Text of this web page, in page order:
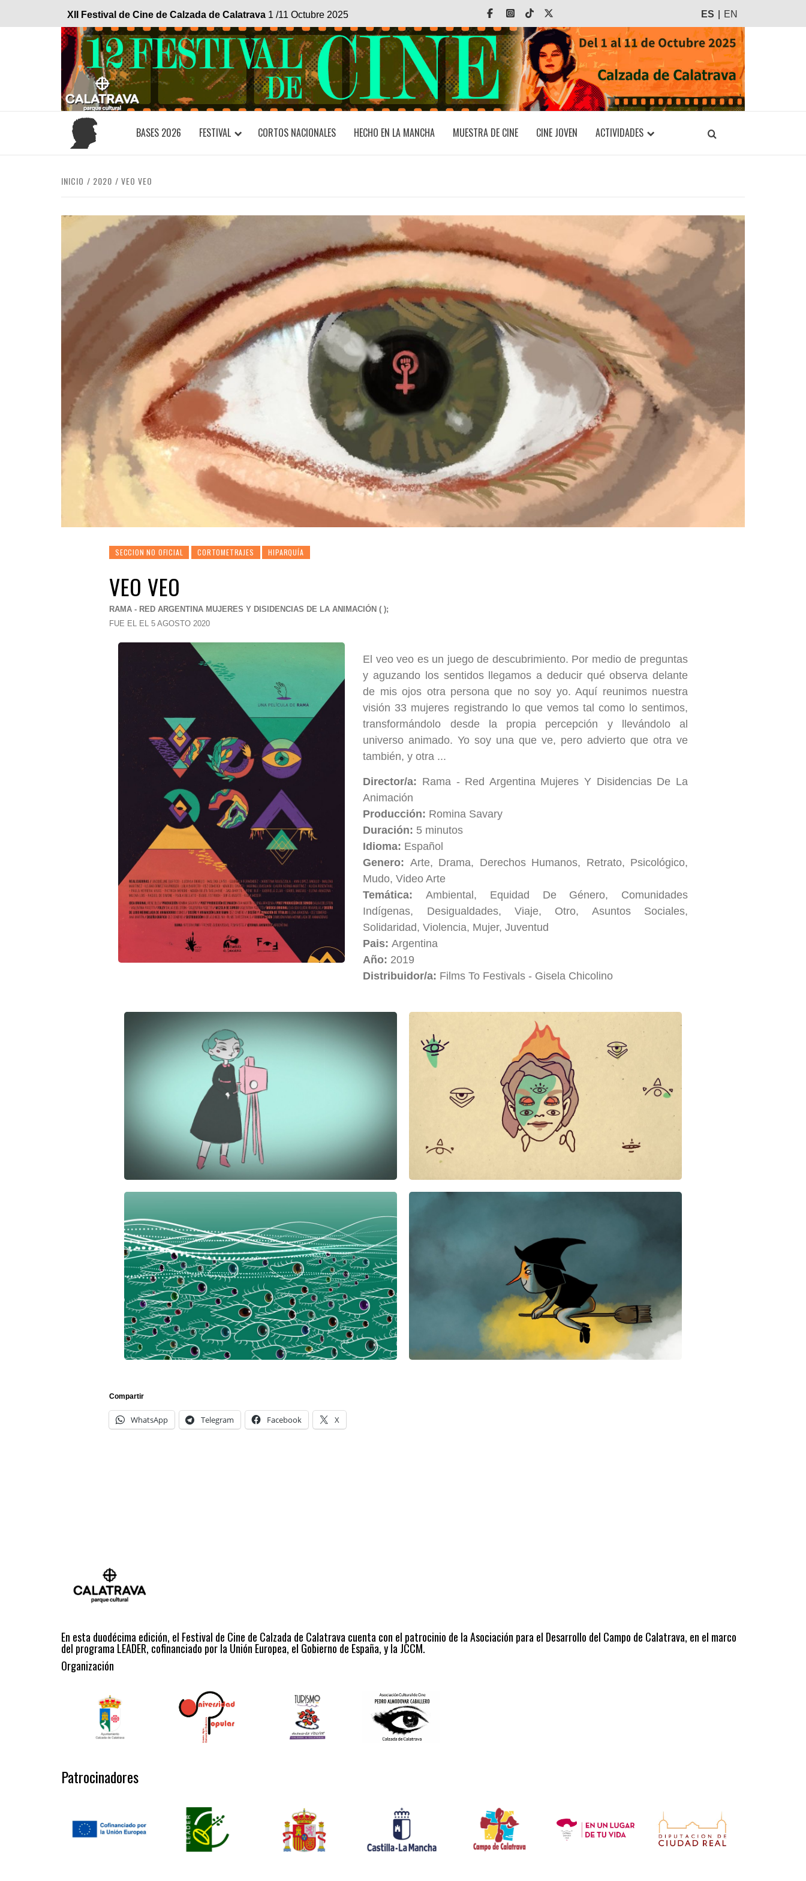
XII Festival de Cine de Calzada de Calatrava 1 /11 Octubre 2025 FacebookInstagram
Tiktok ES EN
BASES 2026 FESTIVAL CORTOS NACIONALES HECHO EN LA MANCHA MUESTRA DE CINE CINE JOVEN ACTIVIDADES
INICIO 2020 VEO VEO
SECCION NO OFICIAL CORTOMETRAJES HIPARQUÍA
VEO VEO
RAMA - RED ARGENTINA MUJERES Y DISIDENCIAS DE LA ANIMACIÓN ( );
FUE EL EL 5 AGOSTO 2020
El veo veo es un juego de descubrimiento. Por medio de preguntas
y aguzando los sentidos llegamos a deducir qué observa delante
de mis ojos otra persona que no soy yo. Aquí reunimos nuestra
visión 33 mujeres registrando lo que vemos tal como lo sentimos,
transformándolo desde la propia percepción y llevándolo al
universo animado. Yo soy una que ve, pero advierto que otra ve
también, y otra ...
Director/a: Rama - Red Argentina Mujeres Y Disidencias De La
Animación
Producción: Romina Savary
Duración: 5 minutos
Idioma: Español
Genero: Arte, Drama, Derechos Humanos, Retrato, Psicológico,
Mudo, Video Arte
Temática:Ambiental, Equidad De Género, Comunidades
Indígenas, Desigualdades, Viaje, Otro, Asuntos Sociales,
Solidaridad, Violencia, Mujer, Juventud
Pais:Argentina
Año: 2019
Distribuidor/a: Films To Festivals - Gisela Chicolino
Compartir
WhatsApp Telegram Facebook X
En esta duodécima edición, el Festival de Cine de Calzada de Calatrava cuenta con el patrocinio de la Asociación para el Desarrollo del Campo de Calatrava, en el marco
del programa LEADER, cofinanciado por la Unión Europea, el Gobierno de España, y la JCCM.
Organización
Patrocinadores